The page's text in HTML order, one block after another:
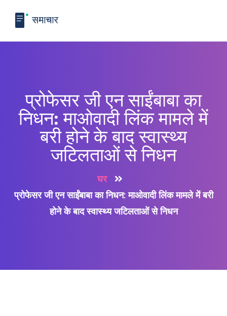
प्रोफेसर जी एन साईंबाबा का
निधन: माओवादी लिंक मामले में
बरी होने के बाद स्वास्थ्य
जटिलताओं से निधन
घर
प्रोफेसर जी एन साईंबाबा का निधन: माओवादी लिंक मामले में बरी
होने के बाद स्वास्थ्य जटिलताओं से निधन